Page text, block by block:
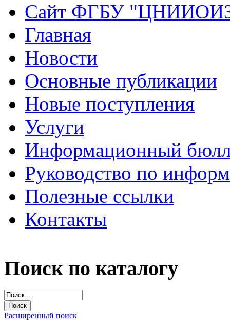
Сайт ФГБУ
Главная
Новости
Основные публикации
Новые поступления
Услуги
Информационный
Руководство по
Полезные ссылки
Контакты
Поиск по каталогу
Расширенный поиск